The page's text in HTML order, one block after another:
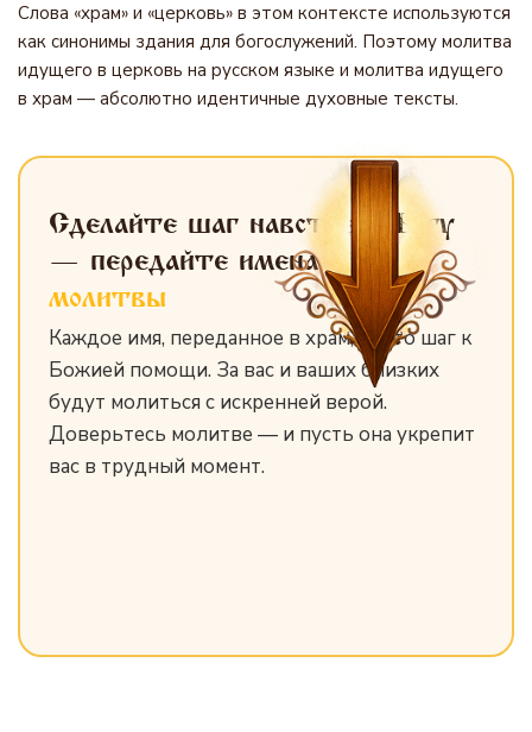
Слова «храм» и «церковь» в этом контексте используются
как синонимы здания для богослужений. Поэтому молитва
идущего в церковь на русском языке и молитва идущего
в храм — абсолютно идентичные духовные тексты.
Сделайте шаг навстречу Богу
— передайте именадля
молитвы
Каждое имя, переданное в храм, — это шаг к
Божией помощи. За вас и ваших близких
будут молиться с искренней верой.
Доверьтесь молитве — и пусть она укрепит
вас в трудный момент.